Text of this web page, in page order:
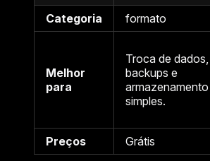
Categoria
formato
Melhor
para
Troca de dados,
backups e
armazenamento
simples.
Preços
Grátis